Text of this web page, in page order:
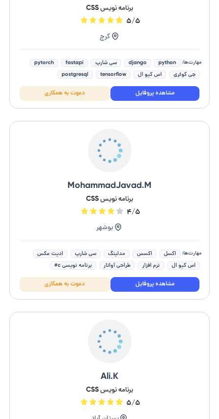
برنامه نویس CSS
۵/۵
کرج
مهارت‌ها: python
django سی شارپ fastapi
pytorch
جی کوئری
اس کیو ال tensorflow
postgresql
ای اس پی دات نت
مشاهده پروفایل دعوت به همکاری
MohammadJavad.M
برنامه نویس CSS
۴/۵
بوشهر
مهارت‌ها: اکسل اکسس مدلینگ سی شارپ
ادیت عکس
اس کیو ال
نرم افزار طراحی آواتار
برنامه نویسی c#
ساخت ربات تلگرام
مشاهده پروفایل دعوت به همکاری
Ali.K
برنامه نویس CSS
۵/۵